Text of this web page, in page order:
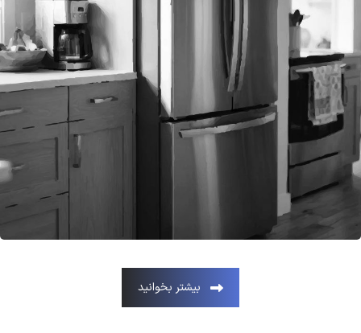
بیشتر بخوانید